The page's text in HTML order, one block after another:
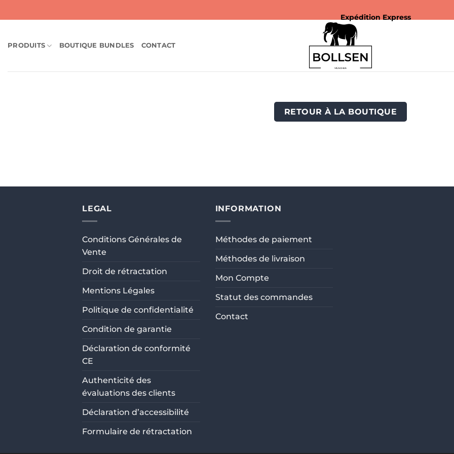
au
Expédition Express
PRODUITS BOUTIQUE BUNDLES CONTACT
RETOUR À LA BOUTIQUE
LEGAL
Conditions Générales de
Vente
Droit de rétractation
Mentions Légales
Politique de confidentialité
Condition de garantie
Déclaration de conformité
CE
Authenticité des
évaluations des clients
Déclaration d’accessibilité
Formulaire de rétractation
INFORMATION
Méthodes de paiement
Méthodes de livraison
Mon Compte
Statut des commandes
Contact